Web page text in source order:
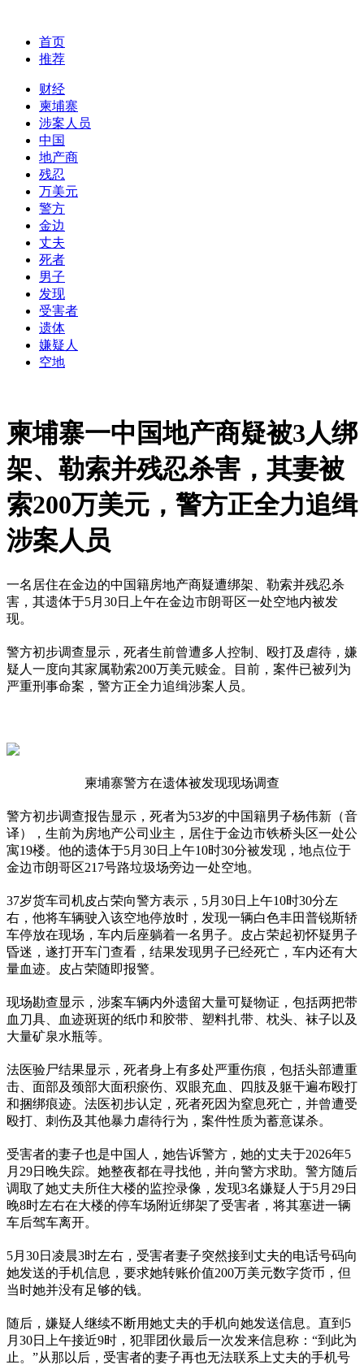
首页
推荐
财经
柬埔寨
涉案人员
中国
地产商
残忍
万美元
警方
金边
丈夫
死者
男子
发现
受害者
遗体
嫌疑人
空地
柬埔寨一中国地产商疑被3人绑
架、勒索并残忍杀害，其妻被
索200万美元，警方正全力追缉
涉案人员
一名居住在金边的中国籍房地产商疑遭绑架、勒索并残忍杀
害，其遗体于5月30日上午在金边市朗哥区一处空地内被发
现。
警方初步调查显示，死者生前曾遭多人控制、殴打及虐待，嫌
疑人一度向其家属勒索200万美元赎金。目前，案件已被列为
严重刑事命案，警方正全力追缉涉案人员。
柬埔寨警方在遗体被发现现场调查
警方初步调查报告显示，死者为53岁的中国籍男子杨伟新（音
译），生前为房地产公司业主，居住于金边市铁桥头区一处公
寓19楼。他的遗体于5月30日上午10时30分被发现，地点位于
金边市朗哥区217号路垃圾场旁边一处空地。
37岁货车司机皮占荣向警方表示，5月30日上午10时30分左
右，他将车辆驶入该空地停放时，发现一辆白色丰田普锐斯轿
车停放在现场，车内后座躺着一名男子。皮占荣起初怀疑男子
昏迷，遂打开车门查看，结果发现男子已经死亡，车内还有大
量血迹。皮占荣随即报警。
现场勘查显示，涉案车辆内外遗留大量可疑物证，包括两把带
血刀具、血迹斑斑的纸巾和胶带、塑料扎带、枕头、袜子以及
大量矿泉水瓶等。
法医验尸结果显示，死者身上有多处严重伤痕，包括头部遭重
击、面部及颈部大面积瘀伤、双眼充血、四肢及躯干遍布殴打
和捆绑痕迹。法医初步认定，死者死因为窒息死亡，并曾遭受
殴打、刺伤及其他暴力虐待行为，案件性质为蓄意谋杀。
受害者的妻子也是中国人，她告诉警方，她的丈夫于2026年5
月29日晚失踪。她整夜都在寻找他，并向警方求助。警方随后
调取了她丈夫所住大楼的监控录像，发现3名嫌疑人于5月29日
晚8时左右在大楼的停车场附近绑架了受害者，将其塞进一辆
车后驾车离开。
5月30日凌晨3时左右，受害者妻子突然接到丈夫的电话号码向
她发送的手机信息，要求她转账价值200万美元数字货币，但
当时她并没有足够的钱。
随后，嫌疑人继续不断用她丈夫的手机向她发送信息。直到5
月30日上午接近9时，犯罪团伙最后一次发来信息称：“到此为
止。”从那以后，受害者的妻子再也无法联系上丈夫的手机号